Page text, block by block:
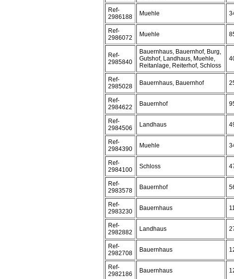
Ref-
2986188
Muehle
Ref-
2986072
Muehle
Ref-
2985840
Bauernhaus, Bauernhof, Burg,
Gutshof, Landhaus, Muehle,
Reitanlage, Reiterhof, Schloss
Ref-
2985028
Bauernhaus, Bauernhof
Ref-
2984622
Bauernhof
Ref-
2984506
Landhaus
Ref-
2984390
Muehle
Ref-
2984100
Schloss
Ref-
2983578
Bauernhof
Ref-
2983230
Bauernhaus
Ref-
2982882
Landhaus
Ref-
2982708
Bauernhaus
Ref-
2982186
Bauernhaus